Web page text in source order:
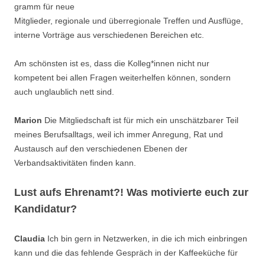
gramm für neue
Mitglieder, regionale und überregionale Treffen und Ausflüge,
interne Vorträge aus verschiedenen Bereichen etc.
Am schönsten ist es, dass die Kolleg*innen nicht nur
kompetent bei allen Fragen weiterhelfen können, sondern
auch unglaublich nett sind.
Marion Die Mitgliedschaft ist für mich ein unschätzbarer Teil
meines Berufsalltags, weil ich immer Anregung, Rat und
Austausch auf den verschiedenen Ebenen der
Verbandsaktivitäten finden kann.
Lust aufs Ehrenamt?! Was motivierte euch zur
Kandidatur?
Claudia Ich bin gern in Netzwerken, in die ich mich einbringen
kann und die das fehlende Gespräch in der Kaffeeküche für